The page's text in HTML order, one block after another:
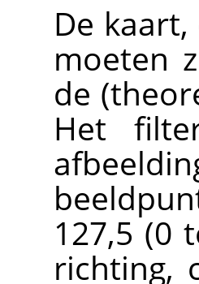
De
moeten
de
Het
127,5 (0
richting,